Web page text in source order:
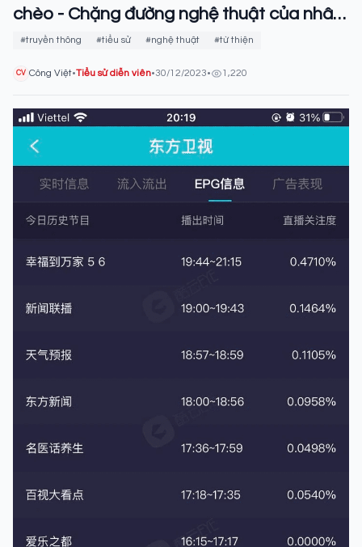
chèo - Chặng đường nghệ thuật của nhân
vật Quốc Anh"
#truyền thông #tiểu sử #nghệ thuật #từ thiện
CV Công Việt•Tiểu sử diễn viên•30/12/2023• 1,220